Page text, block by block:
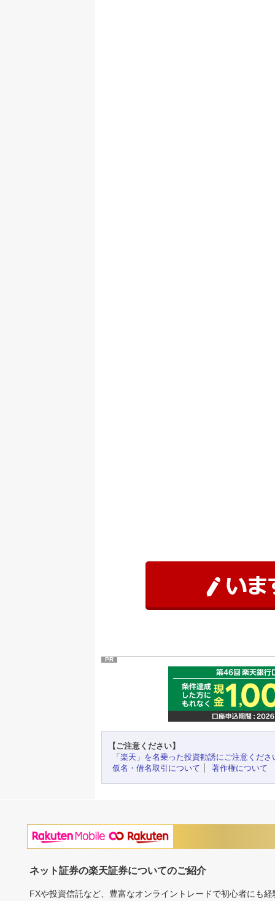
PR
【ご注意ください】
「楽天」を名乗った投資勧誘にご注意くださ
仮名・借名取引について
著作権について
ネット証券の楽天証券についてのご紹介
FXや投資信託など、豊富なオンライントレードで初心者にも